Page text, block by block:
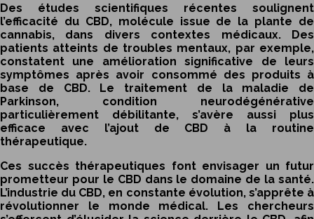
Des études scientifiques récentes soulignent
l’efficacité du CBD, molécule issue de la plante de
cannabis, dans divers contextes médicaux. Des
patients atteints de troubles mentaux, par exemple,
constatent une amélioration significative de leurs
symptômes après avoir consommé des produits à
base de CBD. Le traitement de la maladie de
Parkinson, condition neurodégénérative
particulièrement débilitante, s’avère aussi plus
efficace avec l’ajout de CBD à la routine
thérapeutique.
Ces succès thérapeutiques font envisager un futur
prometteur pour le CBD dans le domaine de la santé.
L’industrie du CBD, en constante évolution, s’apprête à
révolutionner le monde médical. Les chercheurs